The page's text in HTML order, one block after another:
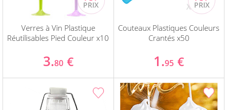
Verres à Vin Plastique
Réutilisables Pied Couleur x10
3.80 €
Couteaux Plastiques Couleurs
Crantés x50
1.95 €